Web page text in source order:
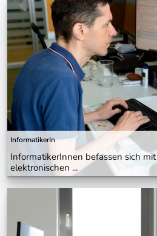
InformatikerIn
InformatikerInnen befassen sich
elektronischen ...